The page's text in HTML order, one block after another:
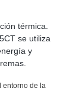
térmica.
se utiliza
y
entorno de la